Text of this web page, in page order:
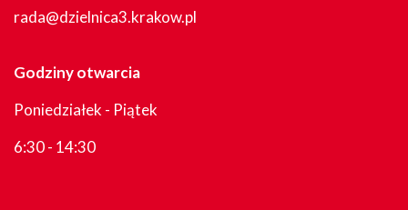
rada@dzielnica3.krakow.pl
Godziny otwarcia
Poniedziałek - Piątek
6:30 - 14:30